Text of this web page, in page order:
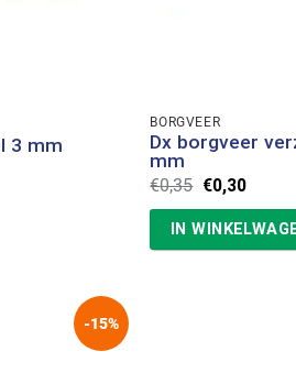
3 mm
BORGVEER
Dx borgveer
mm
€0,35
prijs
was:
€0,35.
€0,30Huidige
is:
€0,30.
IN
-15%